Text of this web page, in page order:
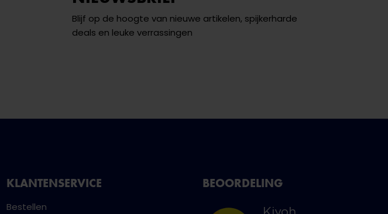
Blijf op de hoogte van nieuwe artikelen, spijkerharde
deals en leuke verrassingen
KLANTENSERVICE
Bestellen
BEOORDELING